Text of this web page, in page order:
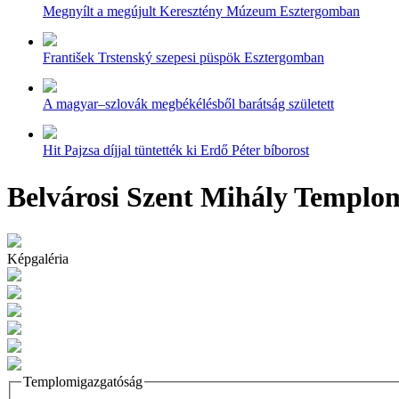
Megnyílt a megújult Keresztény Múzeum Esztergomban
František Trstenský szepesi püspök Esztergomban
A magyar–szlovák megbékélésből barátság született
Hit Pajzsa díjjal tüntették ki Erdő Péter bíborost
Belvárosi Szent Mihály
Képgaléria
Templomigazgatóság